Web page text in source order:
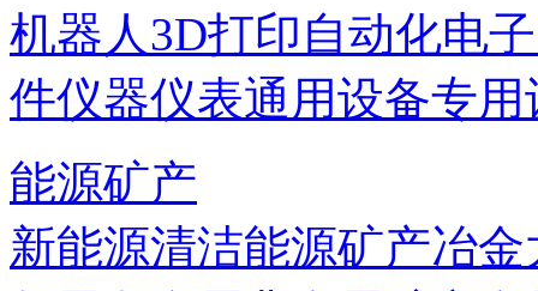
机器人3D打印自动化电
件仪器仪表通用设备专用
能源矿产
新能源清洁能源矿产冶金